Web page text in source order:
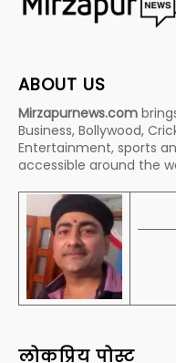
ABOUT US
Mirzapurnews.com
Business, Bollywood,
Entertainment, sports
accessible around the
लोकप्रिय पोस्ट